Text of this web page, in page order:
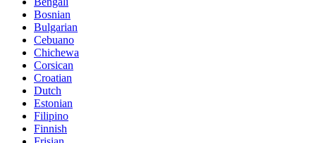
Bosnian
Bulgarian
Cebuano
Chichewa
Corsican
Croatian
Dutch
Estonian
Filipino
Finnish